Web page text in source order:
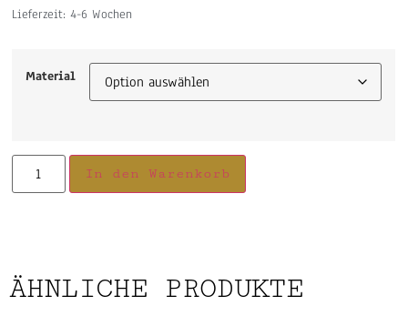
Lieferzeit:4-6 Wochen
Material
In den Warenkorb
ÄHNLICHE PRODUKTE